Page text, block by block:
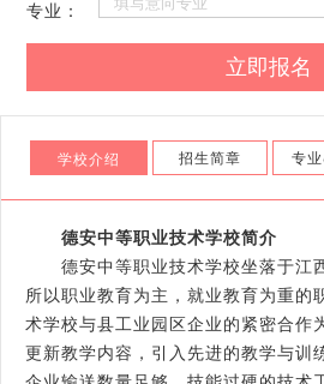
专业：
学校介绍 招生简章 专业
德安中等职业技术学校简介
德安中等职业技术学校坐落于江
所以职业教育为主，就业教育为重的
术学校与县工业园区企业的紧密合作
更新教学内容，引入先进的教学与训